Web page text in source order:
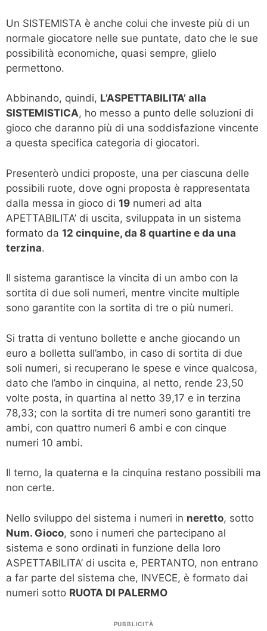
Un SISTEMISTA è anche colui che investe più di un
normale giocatore nelle sue puntate, dato che le sue
possibilità economiche, quasi sempre, glielo
permettono.
Abbinando, quindi, L’ASPETTABILITA’ alla
SISTEMISTICA, ho messo a punto delle soluzioni di
gioco che daranno più di una soddisfazione vincente
a questa specifica categoria di giocatori.
Presenterò undici proposte, una per ciascuna delle
possibili ruote, dove ogni proposta è rappresentata
dalla messa in gioco di 19 numeri ad alta
APETTABILITA’ di uscita, sviluppata in un sistema
formato da 12 cinquine, da 8 quartine e da una
terzina.
Il sistema garantisce la vincita di un ambo con la
sortita di due soli numeri, mentre vincite multiple
sono garantite con la sortita di tre o più numeri.
Si tratta di ventuno bollette e anche giocando un
euro a bolletta sull’ambo, in caso di sortita di due
soli numeri, si recuperano le spese e vince qualcosa,
dato che l’ambo in cinquina, al netto, rende 23,50
volte posta, in quartina al netto 39,17 e in terzina
78,33; con la sortita di tre numeri sono garantiti tre
ambi, con quattro numeri 6 ambi e con cinque
numeri 10 ambi.
Il terno, la quaterna e la cinquina restano possibili ma
non certe.
Nello sviluppo del sistema i numeri in neretto, sotto
Num. Gioco, sono i numeri che partecipano al
sistema e sono ordinati in funzione della loro
ASPETTABILITA’ di uscita e, PERTANTO, non entrano
a far parte del sistema che, INVECE, è formato dai
numeri sotto RUOTA DI PALERMO
PUBBLICITÀ